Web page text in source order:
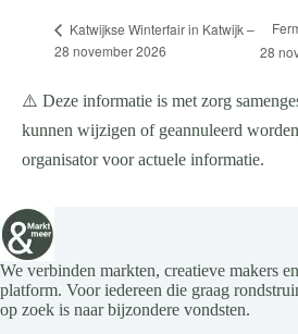
Katwijkse Winterfair in Katwijk –
28 november 2026
28
⚠️ Deze informatie is met zorg
kunnen wijzigen of geannuleerd
organisator voor actuele informatie.
We verbinden markten, creatieve makers
platform. Voor iedereen die graag
op zoek is naar bijzondere vondsten.